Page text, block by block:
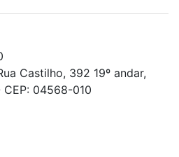
Castilho, 392 19º andar,
04568-010